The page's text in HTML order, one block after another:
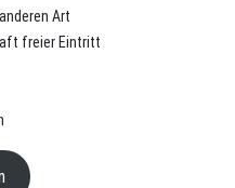
Art
freier Eintritt